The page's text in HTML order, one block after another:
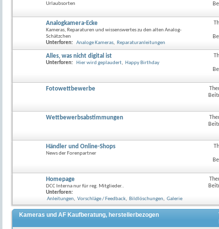
Urlaubsorten
Analogkamera-Ecke
Kameras, Reparaturen und wissenswertes zu den alten Analog-
Schätzchen
Unterforen:
Analoge Kameras, Reparaturanleitungen
dieses
Alles, was nicht digital ist
Unterforen: Hier wird geplaudert, Happy Birthday
dieses
Fotowettbewerbe
Wettbewerbsabstimmungen
Händler und Online-Shops
News der Forenpartner
dieses
Homepage
DCC Interna nur für reg. Mitglieder..
Unterforen:
Anleitungen, Vorschläge / Feedback, Bildlöschungen, Galerie
Kameras und AF Kaufberatung, herstellerbezogen